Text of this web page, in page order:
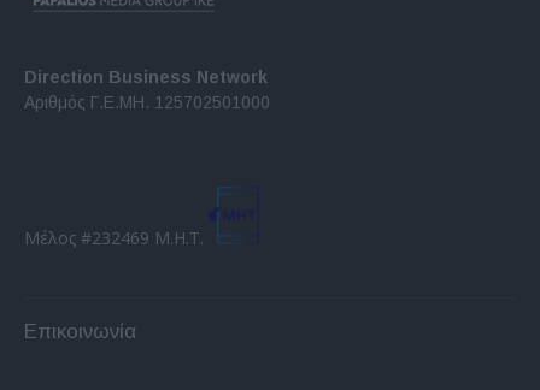
Direction Business Network
Αριθμός Γ.Ε.ΜΗ. 125702501000
Μέλος #232469 Μ.Η.Τ.
Επικοινωνία